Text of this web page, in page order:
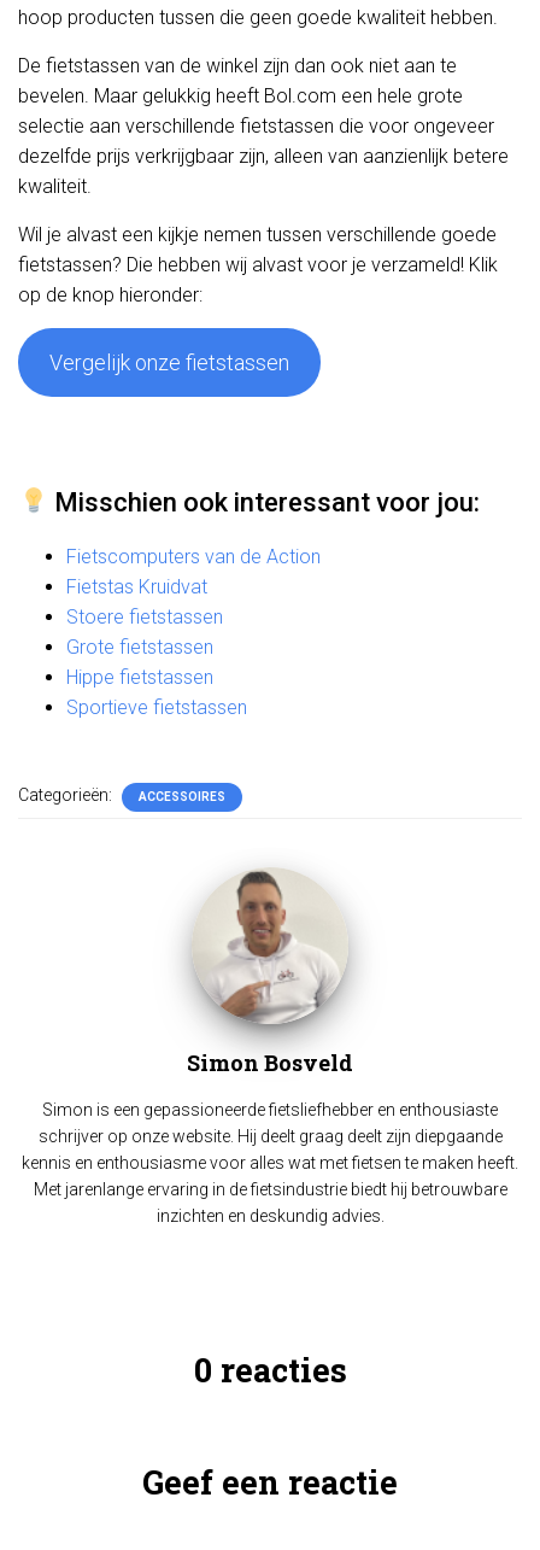
hoop producten tussen die geen goede kwaliteit hebben.
De fietstassen van de winkel zijn dan ook niet aan te
bevelen. Maar gelukkig heeft Bol.com een hele grote
selectie aan verschillende fietstassen die voor ongeveer
dezelfde prijs verkrijgbaar zijn, alleen van aanzienlijk betere
kwaliteit.
Wil je alvast een kijkje nemen tussen verschillende goede
fietstassen? Die hebben wij alvast voor je verzameld! Klik
op de knop hieronder:
Vergelijk onze fietstassen
Misschien ook interessant voor jou:
Fietscomputers van de Action
Fietstas Kruidvat
Stoere fietstassen
Grote fietstassen
Hippe fietstassen
Sportieve fietstassen
Categorieën: ACCESSOIRES
Simon Bosveld
Simon is een gepassioneerde fietsliefhebber en enthousiaste
schrijver op onze website. Hij deelt graag deelt zijn diepgaande
kennis en enthousiasme voor alles wat met fietsen te maken heeft.
Met jarenlange ervaring in de fietsindustrie biedt hij betrouwbare
inzichten en deskundig advies.
0 reacties
Geef een reactie